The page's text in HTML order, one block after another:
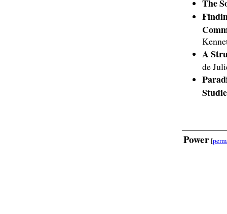
The
A
de
Power [